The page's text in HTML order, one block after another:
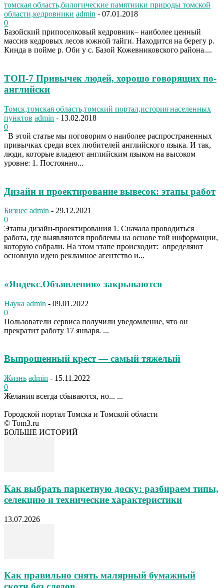
томская область,билогические памятники природы томской
области,кедровники admin - 07.01.2018
0
Базойский припоселковый кедровник– наиболее ценный
массив кедровых лесов южной тайги. Находится на берегу р.
Кинда в пойме р. Оби у с. Базой Кожевниковского района....
ТОП-7 Привычек людей, хорошо говорящих по-
английски
Томск,томская область,томский портал,история населенных
пунктов admin - 13.02.2018
0
В этой статье мы поговорим о наиболее распространенных
привычках среди всех любителей английского языка. И так,
люди, которые владеют английским языком на высоком
уровне: 1. Постоянно...
Дизайн и проектирование вывесок: этапы работ
Бизнес admin - 29.12.2021
0
Этапы дизайн-проектирования 1. Сначала проводиться
работа, где выявляются проблемы на основе той информации,
которую собрали. На этом этапе происходит: определяют
основную идею рекламное агентство и...
«Яндекс.Объявления» закрываются
Наука admin - 09.01.2022
0
Пользователи сервиса получили уведомление, что он
прекратит работу 17 января. ...
Выпрошенный крест — самый тяжелый
Жизнь admin - 15.11.2022
0
Желания всегда сбываются, но... ...
Городской портал Томска и Томской области
© Tom3.ru
БОЛЬШЕ ИСТОРИЙ
Как выбрать паркетную доску: разбираем типы,
селекцию и технические характеристики
13.07.2026
Как правильно снять малярный бумажный